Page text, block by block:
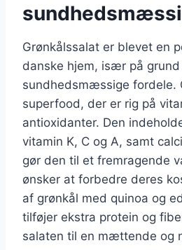
Grønkålssalat er blevet en
danske hjem, især på
sundhedsmæssige fordele.
superfood, der er rig på
antioxidanter. Den
vitamin K, C og A, samt
gør den til et fremragende
ønsker at forbedre deres
af grønkål med quinoa og
tilføjer ekstra protein og
salaten til en mættende og